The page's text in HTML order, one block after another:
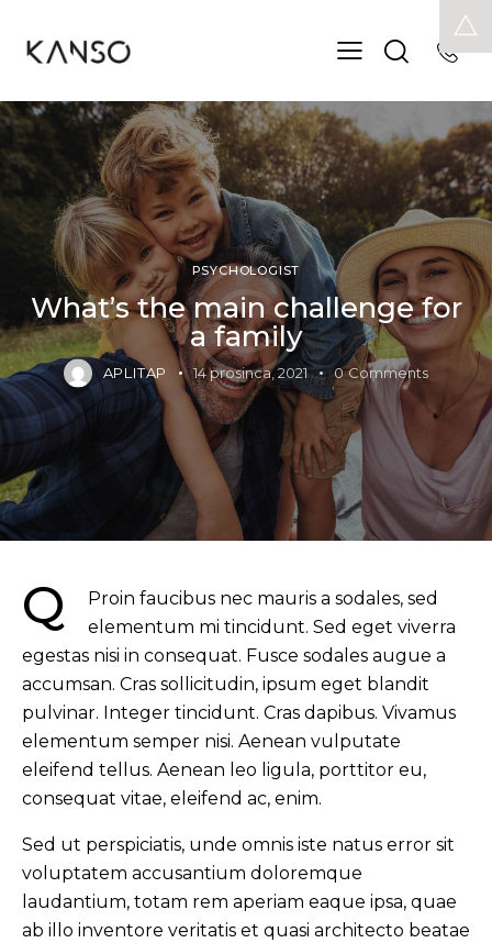
PSYCHOLOGIST
What’s the main challenge for
a family
APLITAP 14 prosinca, 2021 0 Comments
Q
Proin faucibus nec mauris a sodales, sed
elementum mi tincidunt. Sed eget viverra
egestas nisi in consequat. Fusce sodales augue a
accumsan. Cras sollicitudin, ipsum eget blandit
pulvinar. Integer tincidunt. Cras dapibus. Vivamus
elementum semper nisi. Aenean vulputate
eleifend tellus. Aenean leo ligula, porttitor eu,
consequat vitae, eleifend ac, enim.
Sed ut perspiciatis, unde omnis iste natus error sit
voluptatem accusantium doloremque
laudantium, totam rem aperiam eaque ipsa, quae
ab illo inventore veritatis et quasi architecto beatae